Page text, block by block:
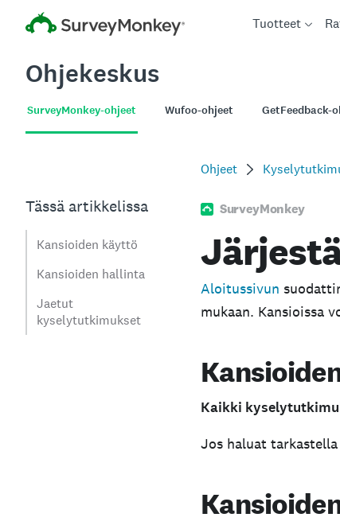
Tuotteet
Ohjekeskus
SurveyMonkey-ohjeet Wufoo-ohjeet GetFeedback-
Tässä artikkelissa
Kansioiden käyttö
Kansioiden hallinta
Jaetut
kyselytutkimukset
Ohjeet
SurveyMonkey
Aloitussivun
mukaan. Kansioissa
Kaikki
Jos haluat